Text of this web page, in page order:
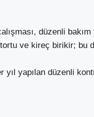
düzenli bakım
ve kireç birikir; bu
yapılan düzenli